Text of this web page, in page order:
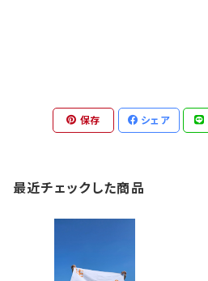
保存 シェア
最近チェックした商品